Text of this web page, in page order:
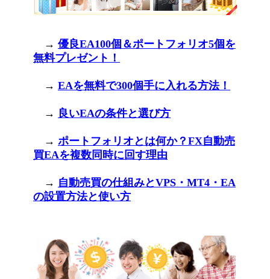
→ 優良EA100個＆ポートフォリオ5個を
無料プレゼント！
→ EAを無料で300個手に入れる方法！
→ 良いEAの条件と選び方
→ ポートフォリオとは何か？FX自動売
買EAを複数同時に回す理由
→ 自動売買の仕組みとVPS・MT4・EA
の設置方法と使い方